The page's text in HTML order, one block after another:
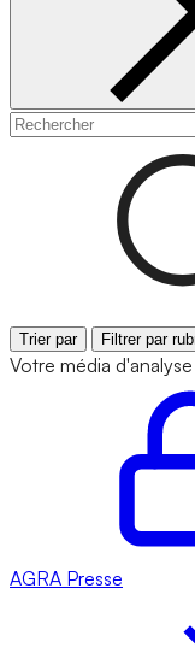
Trier par Filtrer par
Votre média
AGRA Presse